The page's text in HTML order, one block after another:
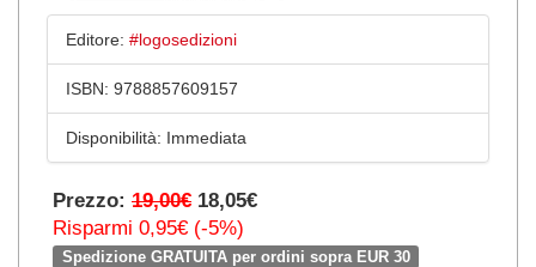
Editore: #logosedizioni
ISBN: 9788857609157
Disponibilità: Immediata
Prezzo: 19,00€ 18,05€
Risparmi 0,95€ (-5%)
Spedizione GRATUITA per ordini sopra EUR 30